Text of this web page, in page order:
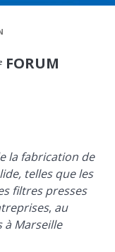
FORUM
la fabrication de
telles que les
filtres presses
, au
à Marseille